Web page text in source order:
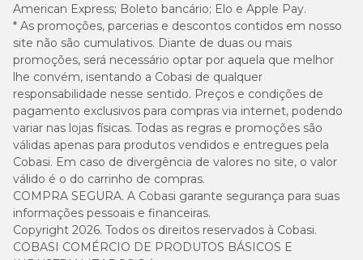
American Express; Boleto bancário; Elo e Apple Pay.
* As promoções, parcerias e descontos contidos em nosso
site não são cumulativos. Diante de duas ou mais
promoções, será necessário optar por aquela que melhor
lhe convém, isentando a Cobasi de qualquer
responsabilidade nesse sentido. Preços e condições de
pagamento exclusivos para compras via internet, podendo
variar nas lojas físicas. Todas as regras e promoções são
válidas apenas para produtos vendidos e entregues pela
Cobasi. Em caso de divergência de valores no site, o valor
válido é o do carrinho de compras.
COMPRA SEGURA. A Cobasi garante segurança para suas
informações pessoais e financeiras.
Copyright 2026. Todos os direitos reservados à Cobasi.
COBASI COMÉRCIO DE PRODUTOS BÁSICOS E